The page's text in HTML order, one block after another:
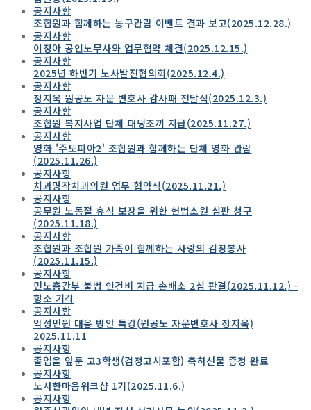
공지사항
조합원과 함께하는 농구관람 이벤트 결과 보고(2025.12.28.)
공지사항
이정아 공인노무사와 업무협약 체결(2025.12.15.)
공지사항
2025년 하반기 노사발전협의회(2025.12.4.)
공지사항
정지욱 원공노 자문 변호사 감사패 전달식(2025.12.3.)
공지사항
조합원 복지사업 단체 패딩조끼 지급(2025.11.27.)
공지사항
영화 '주토피아2' 조합원과 함께하는 단체 영화 관람
(2025.11.26.)
공지사항
치과명작치과의원 업무 협약식(2025.11.21.)
공지사항
공무원 노동절 휴식 보장을 위한 헌법소원 심판 청구
(2025.11.18.)
공지사항
조합원과 조합원 가족이 함께하는 사랑의 김장봉사
(2025.11.15.)
공지사항
민노총간부 불법 인건비 지급 손배소 2심 판결(2025.11.12.) -
항소 기각
공지사항
악성민원 대응 방안 특강(원공노 자문변호사 정지욱)
2025.11.11
공지사항
졸업을 앞둔 고3학생(검정고시포함) 축하선물 증정 완료
공지사항
노사한마음워크샵 1기(2025.11.6.)
공지사항